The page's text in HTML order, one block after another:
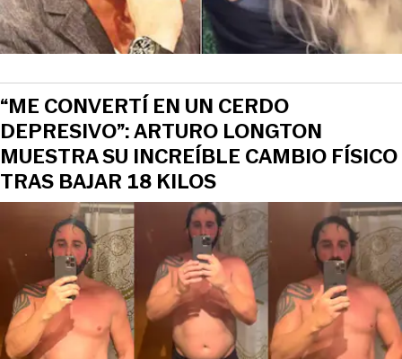
“ME CONVERTÍ EN UN CERDO
DEPRESIVO”: ARTURO LONGTON
MUESTRA SU INCREÍBLE CAMBIO FÍSICO
TRAS BAJAR 18 KILOS